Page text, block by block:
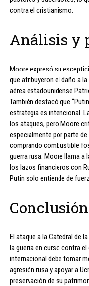
contra el cristianismo.
Análisis y
Moore expresó su
que atribuyeron el daño a
aérea estadounidense
También destacó que
estrategia es intencional.
los ataques, pero Moore
especialmente por parte
comprando combustible
guerra rusa. Moore llama
los lazos financieros con
Putin solo entiende de
Conclusión
El ataque a la Catedral de
la guerra en curso contra
internacional debe tomar
agresión rusa y apoyar a
preservación de su